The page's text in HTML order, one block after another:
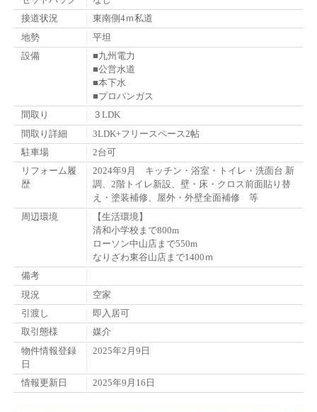
接道状況
東南側4ｍ私道
地勢
平坦
設備
■九州電力
■公営水道
■本下水
■プロパンガス
間取り
３LDK
間取り詳細
3LDK+フリースペース2帖
駐車場
2台可
リフォーム履
歴
2024年9月 キッチン・浴室・トイレ・洗面台 新
調、2階トイレ新設、壁・床・クロス前面貼り替
え・塗装補修、屋外・外壁全面補修 等
周辺環境
【生活環境】
清和小学校まで800m
ローソン中山店まで550m
なりざわ東谷山店まで1400ｍ
備考
現況
空家
引渡し
即入居可
取引態様
媒介
物件情報登録
日
2025年2月9日
情報更新日 2025年9月16日